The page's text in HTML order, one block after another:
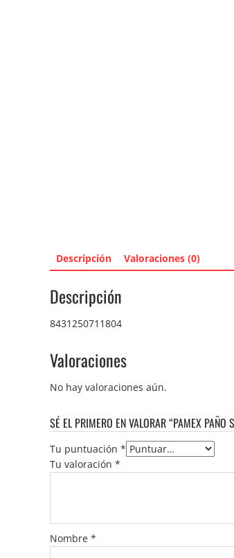
Descripción Valoraciones (0)
Descripción
8431250711804
Valoraciones
No hay valoraciones aún.
SÉ EL PRIMERO EN VALORAR “PAMEX
Tu puntuación *
Tu valoración *
Nombre *